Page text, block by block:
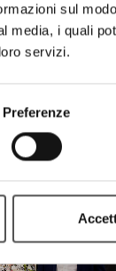
sul
media, i quali
servizi.
Preferenze
Siglacom